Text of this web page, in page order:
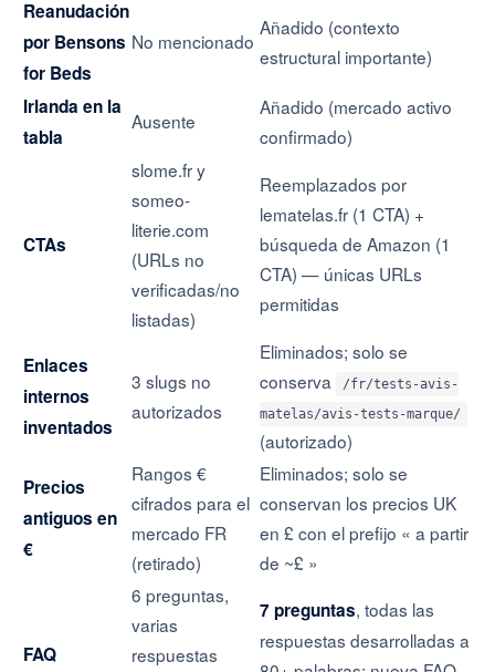
Reanudación
por Bensons
for Beds
No mencionado
Añadido (contexto
estructural importante)
Irlanda en la
tabla
Ausente
Añadido (mercado activo
confirmado)
CTAs
slome.fr y
someo-
literie.com
(URLs no
verificadas/no
listadas)
Reemplazados por
lematelas.fr (1 CTA) +
búsqueda de Amazon (1
CTA) — únicas URLs
permitidas
Enlaces
internos
inventados
3 slugs no
autorizados
Eliminados; solo se
conserva
/fr/tests-avis-
matelas/avis-tests-marque/
(autorizado)
Precios
antiguos en
€
Rangos €
cifrados para el
mercado FR
(retirado)
Eliminados; solo se
conservan los precios UK
en £ con el prefijo « a partir
de ~£ »
FAQ
6 preguntas,
varias
respuestas
7 preguntas, todas las
respuestas desarrolladas a